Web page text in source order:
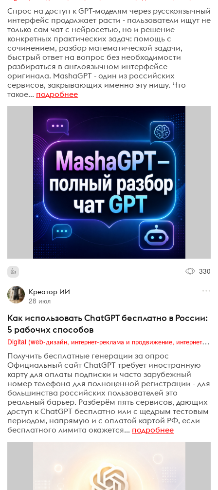
Спрос на доступ к GPT-моделям через русскоязычный
интерфейс продолжает расти - пользователи ищут не
только сам чат с нейросетью, но и решение
конкретных практических задач: помощь с
сочинением, разбор математической задачи,
быстрый ответ на вопрос без необходимости
разбираться в англоязычном интерфейсе
оригинала. MashaGPT - один из российских
сервисов, закрывающих именно эту нишу. Что
такое... подробнее
330
Креатор ИИ
28 июл
Как использовать ChatGPT бесплатно в России:
5 рабочих способов
Digital (web-дизайн, интернет-реклама и продвижение, интернет-сообщества и блоги, интернет-коммуникации, мобильный маркетинг, реклама на цифровых экранах)
Получить бесплатные генерации за опрос
Официальный сайт ChatGPT требует иностранную
карту для оплаты подписки и часто зарубежный
номер телефона для полноценной регистрации - для
большинства российских пользователей это
реальный барьер. Разберём пять сервисов, дающих
доступ к ChatGPT бесплатно или с щедрым тестовым
периодом, напрямую и с оплатой картой РФ, если
бесплатного лимита окажется... подробнее